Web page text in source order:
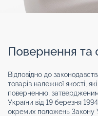
Повернення та
Відповідно до
товарів належної якості,
поверненню,
України від 19 березня
окремих положень Закону